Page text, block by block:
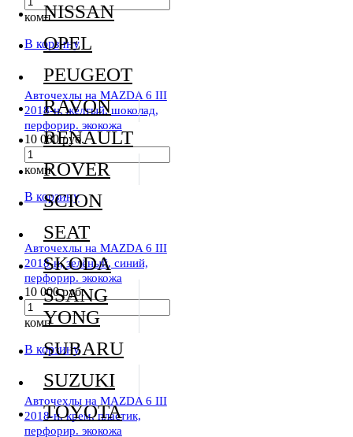
комп
В корзину
Авточехлы на MAZDA 6 III
2018-н, жёлтый, шоколад,
перфорир. экокожа
10 000 руб.
комп
В корзину
Авточехлы на MAZDA 6 III
2018-н, зелёный, синий,
перфорир. экокожа
10 000 руб.
комп
В корзину
Авточехлы на MAZDA 6 III
2018-н, крем, пластик,
перфорир. экокожа
NISSAN
OPEL
PEUGEOT
RAVON
RENAULT
ROVER
SCION
SEAT
SKODA
SSANG
YONG
SUBARU
SUZUKI
TOYOTA